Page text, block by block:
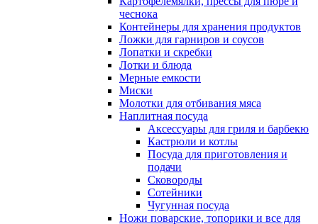
чеснока
Контейнеры для хранения продуктов
Ложки для гарниров и соусов
Лопатки и скребки
Лотки и блюда
Мерные емкости
Миски
Молотки для отбивания мяса
Наплитная посуда
Аксессуары для гриля и барбекю
Кастрюли и котлы
Посуда для приготовления и
подачи
Сковороды
Сотейники
Чугунная посуда
Ножи поварские, топорики и все для